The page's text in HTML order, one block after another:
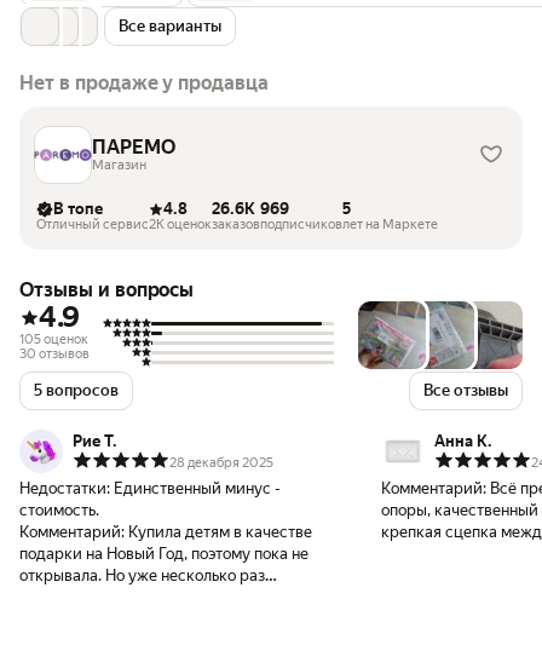
Все варианты
Нет в продаже у продавца
ПАРЕМО
Магазин
В топе
Отличный сервис
4.8
2K оценок
26.6K
заказов
969
подписчиков
5
лет на Маркете
Отзывы и вопросы
4.9
105 оценок
30 отзывов
5 вопросов Все отзывы
Рие Т.
28 декабря 2025
Недостатки: Единственный минус -
стоимость.
Комментарий: Купила детям в качестве
подарки на Новый Год, поэтому пока не
открывала. Но уже несколько раз
Анна К.
Комментарий: Всё
опоры,
крепкая сцепка